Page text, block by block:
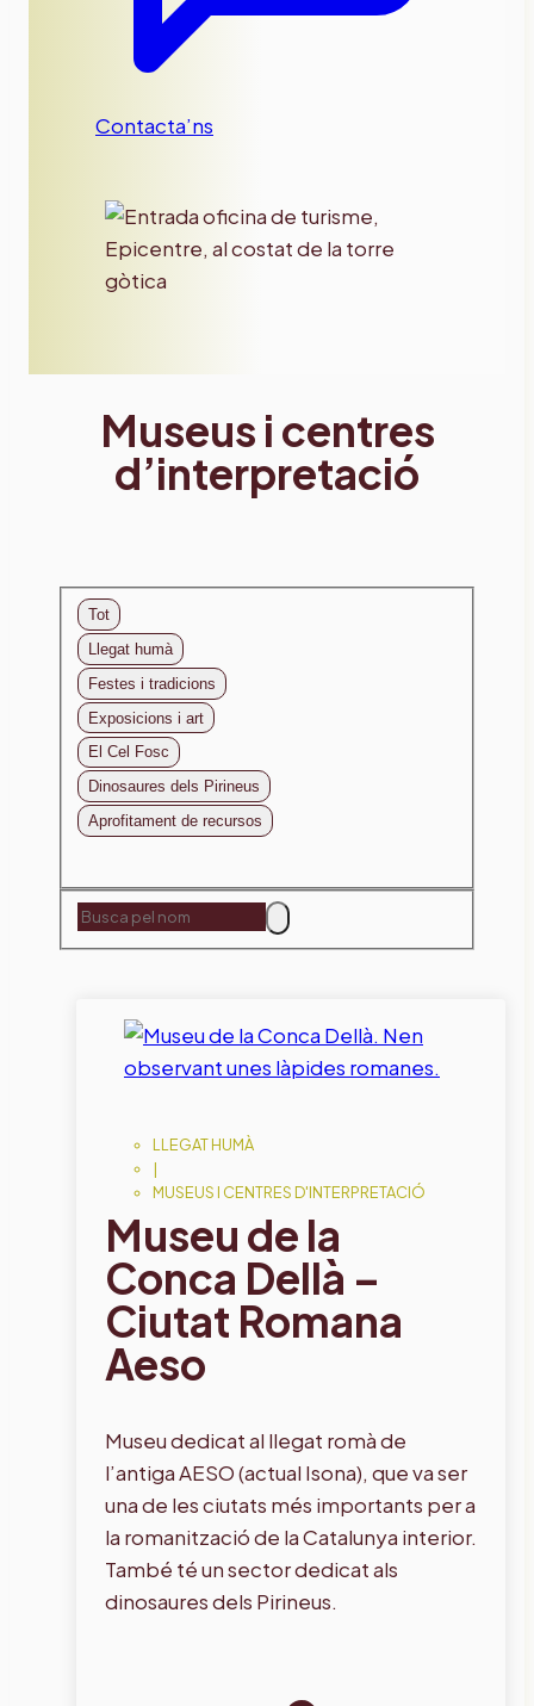
Contacta’ns
Museus i centres
d’interpretació
Tot
Llegat humà
Festes i tradicions
Exposicions i art
El Cel Fosc
Dinosaures dels Pirineus
Aprofitament de recursos
LLEGAT HUMÀ
|
MUSEUS I CENTRES D'INTERPRETACIÓ
Museu de la
Conca Dellà –
Ciutat Romana
Aeso
Museu dedicat al llegat romà de
l’antiga AESO (actual Isona), que va ser
una de les ciutats més importants per a
la romanització de la Catalunya interior.
També té un sector dedicat als
dinosaures dels Pirineus.